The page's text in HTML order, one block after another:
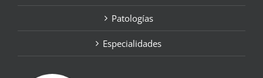
Patologías
Especialidades